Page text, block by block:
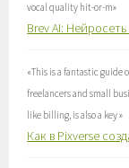
vocal quality hit-or-m»
Brev AI:
«This is a fantastic guide
freelancers and small
like billing, is also a key»
Как в Pixverse